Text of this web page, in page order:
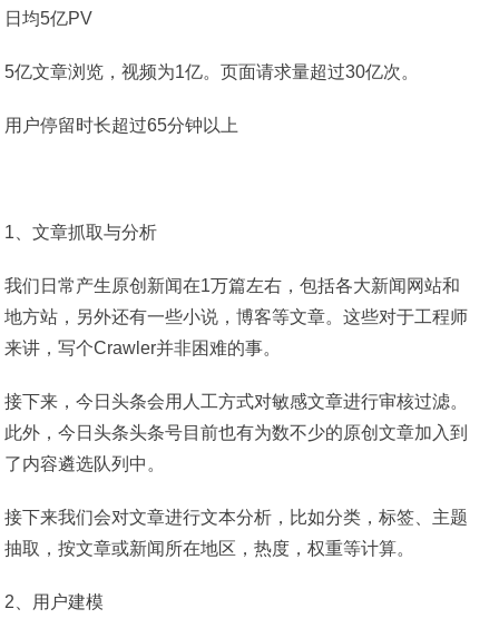
日均5亿PV
5亿文章浏览，视频为1亿。页面请求量超过30亿次。
用户停留时长超过65分钟以上
1、文章抓取与分析
我们日常产生原创新闻在1万篇左右，包括各大新闻网站和
地方站，另外还有一些小说，博客等文章。这些对于工程师
来讲，写个Crawler并非困难的事。
接下来，今日头条会用人工方式对敏感文章进行审核过滤。
此外，今日头条头条号目前也有为数不少的原创文章加入到
了内容遴选队列中。
接下来我们会对文章进行文本分析，比如分类，标签、主题
抽取，按文章或新闻所在地区，热度，权重等计算。
2、用户建模